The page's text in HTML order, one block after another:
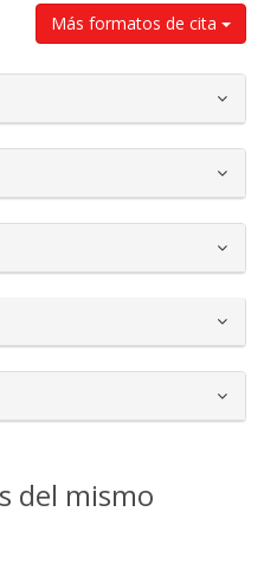
Más formatos de cita
del mismo